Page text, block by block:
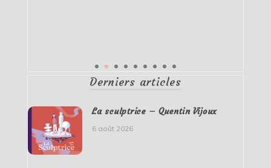
Derniers articles
La sculptrice – Quentin Vijoux
6 août 2026